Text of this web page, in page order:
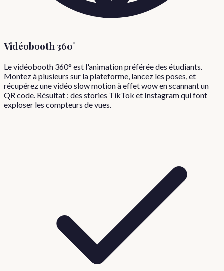
Vidéobooth 360°
Le vidéobooth 360° est l'animation préférée des étudiants.
Montez à plusieurs sur la plateforme, lancez les poses, et
récupérez une vidéo slow motion à effet wow en scannant un
QR code. Résultat : des stories TikTok et Instagram qui font
exploser les compteurs de vues.